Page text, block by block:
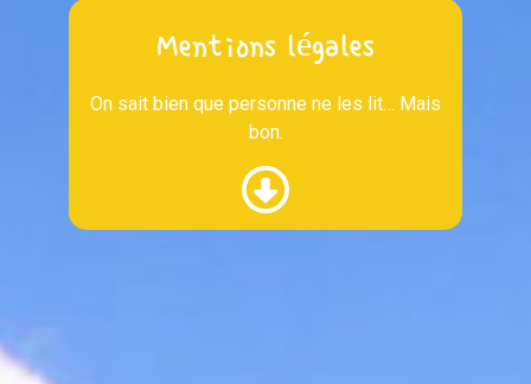
Mentions légales
On sait bien que personne ne les lit… Mais
bon.